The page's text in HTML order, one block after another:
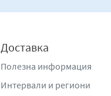
Доставка
Полезна информация
Интервали и региони